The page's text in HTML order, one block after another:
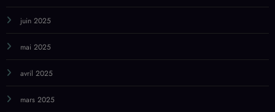
février 2025
janvier 2025
Categories
Accessoires de Montage